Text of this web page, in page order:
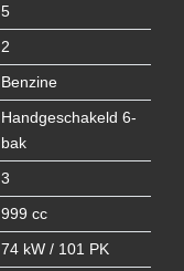
5
2
Benzine
Handgeschakeld 6-
bak
3
999 cc
74 kW / 101 PK